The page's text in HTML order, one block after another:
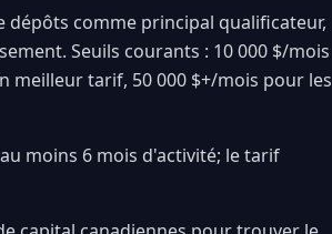
comme principal qualificateur,
Seuils courants : 10 000 $/mois
meilleur tarif, 50 000 $+/mois pour les
moins 6 mois d'activité; le tarif